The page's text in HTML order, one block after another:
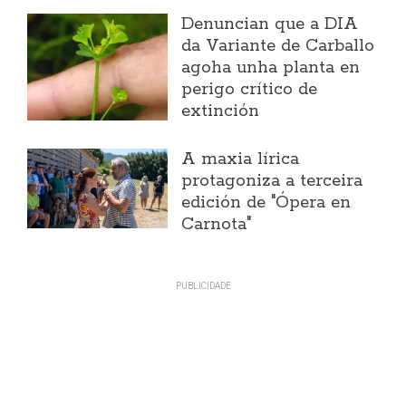
Denuncian que a DIA
da Variante de Carballo
agoha unha planta en
perigo crítico de
extinción
A maxia lírica
protagoniza a terceira
edición de "Ópera en
Carnota"